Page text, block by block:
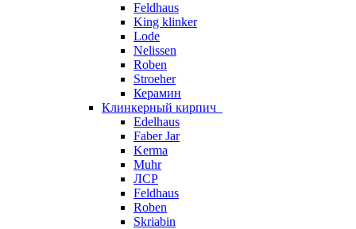
Feldhaus
King klinker
Lode
Nelissen
Roben
Stroeher
Керамин
Клинкерный кирпич
Edelhaus
Faber Jar
Kerma
Muhr
ЛСР
Feldhaus
Roben
Skriabin